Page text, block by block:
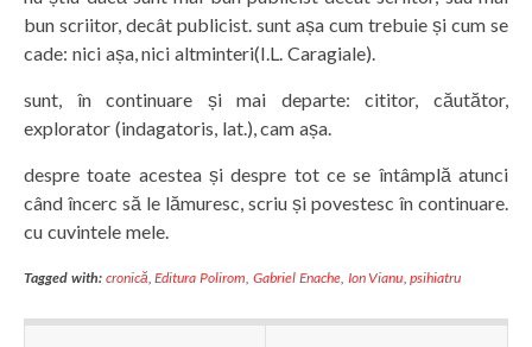
bun scriitor, decât publicist. sunt așa cum trebuie și cum se
cade: nici așa, nici altminteri(I.L. Caragiale).
sunt, în continuare și mai departe: cititor, căutător,
explorator (indagatoris, lat.), cam așa.
despre toate acestea și despre tot ce se întâmplă atunci
când încerc să le lămuresc, scriu și povestesc în continuare.
cu cuvintele mele.
Tagged with: cronică,Editura Polirom,Gabriel Enache, Ion Vianu,psihiatru